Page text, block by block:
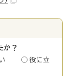
か？
い
役に立